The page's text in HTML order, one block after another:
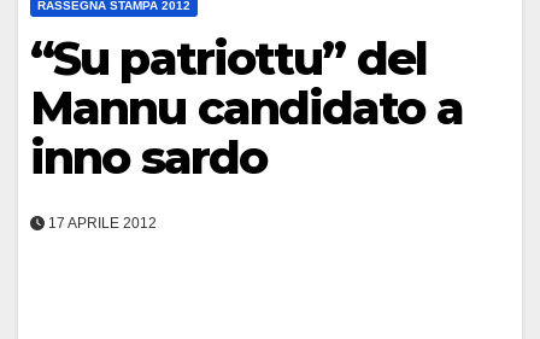
RASSEGNA STAMPA 2012
“Su patriottu” del
Mannu candidato a
inno sardo
17 APRILE 2012